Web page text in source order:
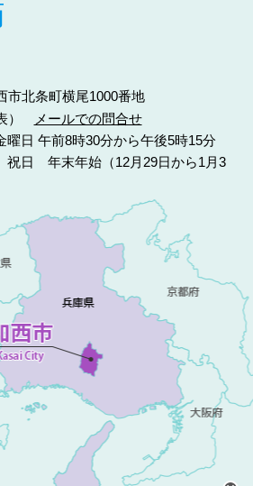
北条町横尾1000番地
メールでの問合せ
曜日 午前8時30分から午後5時15分
祝日 年末年始（12月29日から1月3